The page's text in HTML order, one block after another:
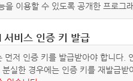
을 이용할 수 있도록 공개한 프로그
서비스 인증 키 발급
먼저 인증 키를 발급받아야 합니다
실한 경우에는 인증 키를 재발급받